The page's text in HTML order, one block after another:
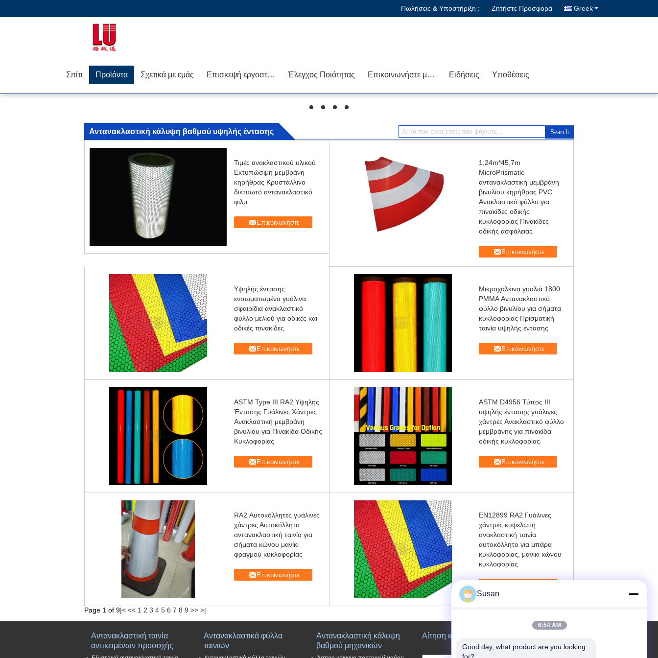
Πωλήσεις & Υποστήριξη : Ζητήστε Προσφορά Greek
Σπίτι Προϊόντα Σχετικά με εμάς Επισκεψή εργοστασίου Έλεγχος Ποιότητας Επικοινωνήστε μαζί μας Ειδήσεις Υποθέσεις
hd hd hd hd
Αντανακλαστική κάλυψη βαθμού υψηλής έντασης
Τιμές ανακλαστικού υλικού
Εκτυπώσιμη μεμβράνη
κηρήθρας Κρυστάλλινο
δικτυωτό αντανακλαστικό
φιλμ
Επικοινωνήστε
1,24m*45,7m
MicroPrismatic
αντανακλαστική μεμβράνη
βινυλίου κηρήθρας PVC
Ανακλαστικό φύλλο για
πινακίδες οδικής
κυκλοφορίας Πινακίδες
οδικής ασφάλειας
Επικοινωνήστε
Υψηλής έντασης
ενσωματωμένα γυάλινα
σφαιρίδια ανακλαστικό
φύλλο μελιού για οδικές και
οδικές πινακίδες
Επικοινωνήστε
Μικροχάλκινα γυαλιά 1800
PMMA Αντανακλαστικό
φύλλο βινυλίου για σήματα
κυκλοφορίας Πρισματική
ταινία υψηλής έντασης
Επικοινωνήστε
ASTM Type III RA2 Υψηλής
Έντασης Γυάλινες Χάντρες
Ανακλαστική μεμβράνη
βινυλίου για Πινακίδα Οδικής
Κυκλοφορίας
Επικοινωνήστε
ASTM D4956 Τύπος III
υψηλής έντασης γυάλινες
χάντρες Ανακλαστικό φύλλο
μεμβράνης για πινακίδα
οδικής κυκλοφορίας
Επικοινωνήστε
RA2 Αυτοκόλλητες γυάλινες
χάντρες Αυτοκόλλητο
αντανακλαστική ταινία για
σήματα κώνου μανίκι
φραγμού κυκλοφορίας
Επικοινωνήστε
EN12899 RA2 Γυάλινες
χάντρες κυψελωτή
ανακλαστική ταινία
αυτοκόλλητο για μπάρα
κυκλοφορίας, μανίκι κώνου
κυκλοφορίας
Page 1 of 9|< << 1 2 3 4 5 6 7 8 9 >> >|
Αντανακλαστική ταινία
αντικειμένων προσοχής
Αντανακλαστικά φύλλα
ταινιών
Αντανακλαστική κάλυψη
βαθμού μηχανικών
Αίτηση κράτησης
Susan
6:54 AM
Good day, what product are you looking